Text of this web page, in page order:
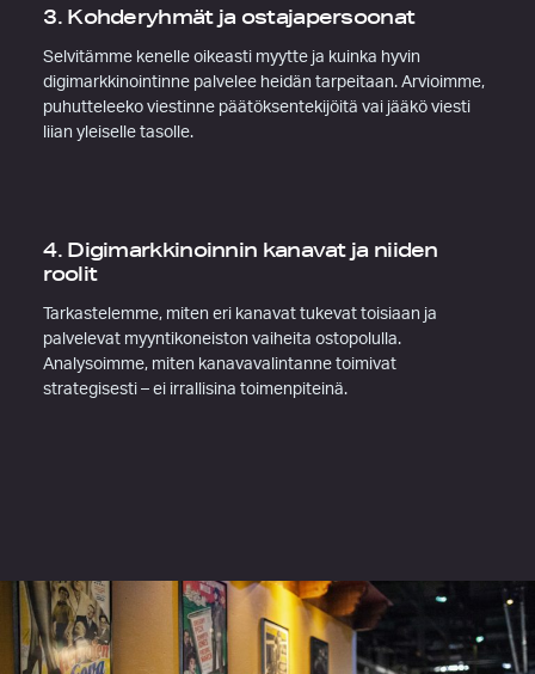
3. Kohderyhmät ja ostajapersoonat
Selvitämme kenelle oikeasti myytte ja kuinka hyvin
digimarkkinointinne palvelee heidän tarpeitaan. Arvioimme,
puhutteleeko viestinne päätöksentekijöitä vai jääkö viesti
liian yleiselle tasolle.
4. Digimarkkinoinnin kanavat ja niiden
roolit
Tarkastelemme, miten eri kanavat tukevat toisiaan ja
palvelevat myyntikoneiston vaiheita ostopolulla.
Analysoimme, miten kanavavalintanne toimivat
strategisesti – ei irrallisina toimenpiteinä.